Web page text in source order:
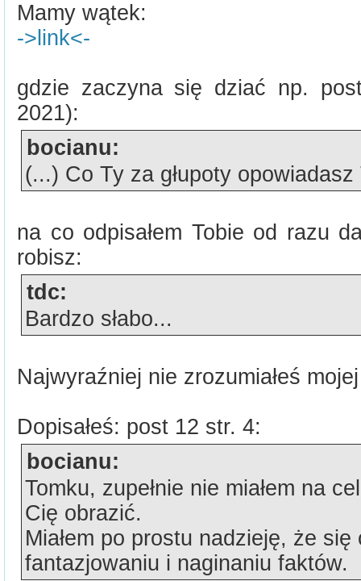
Mamy wątek:
->link<-
gdzie zaczyna się dziać np.
2021):
bocianu:
(...) Co Ty za głupoty opowiadasz
na co odpisałem Tobie od razu
robisz:
tdc:
Bardzo słabo...
Najwyraźniej nie zrozumiałeś
Dopisałeś: post 12 str. 4:
bocianu:
Tomku, zupełnie nie miałem na
Cię obrazić.
Miałem po prostu nadzieję, że
fantazjowaniu i naginaniu faktów.